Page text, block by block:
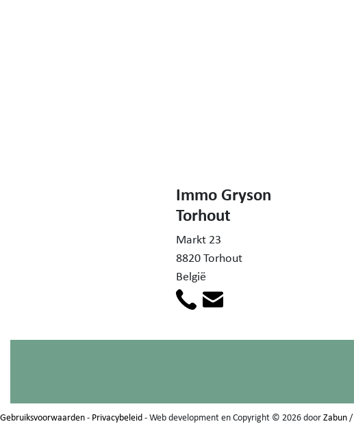
Immo Gryson
Torhout
Markt 23
8820 Torhout
België
Gebruiksvoorwaarden- Privacybeleid- Web development en Copyright © 2026 doorZabun/